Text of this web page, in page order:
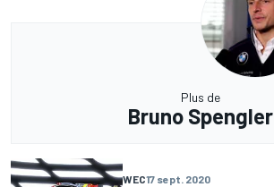
Plus de
Bruno Spengler
WEC17 sept. 2020